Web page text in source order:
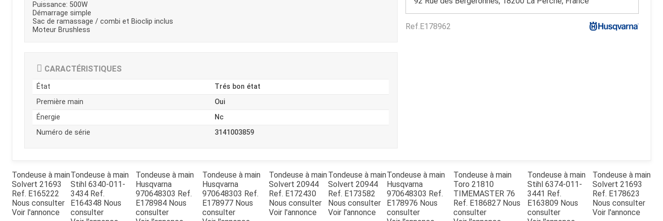
Kubota
Broyeur électrique
Puissance: 500W
Démarrage simple
Sac de ramassage / combi et Bioclip inclus
Moteur Brushless
CARACTÉRISTIQUES
État
Trés bon état
Première main
Oui
Énergie
Nc
Numéro de série
3141003859
Ref. E178962
Tondeuse à main
Solvert 21693
Ref. E165222
Nous consulter
Voir l'annonce
Tondeuse à main
Stihl 6340-011-
3434 Ref.
E164348 Nous
consulter
Tondeuse à main
Husqvarna
970648303 Ref.
E178984 Nous
consulter
Tondeuse à main
Husqvarna
970648303 Ref.
E178977 Nous
consulter
Tondeuse à main
Solvert 20944
Ref. E172430
Nous consulter
Voir l'annonce
Tondeuse à main
Solvert 20944
Ref. E173582
Nous consulter
Voir l'annonce
Tondeuse à main
Husqvarna
970648303 Ref.
E178976 Nous
consulter
Tondeuse à main
Toro 21810
TIMEMASTER 76
Ref. E186827 Nous
consulter
Tondeuse à main
Stihl 6374-011-
3441 Ref.
E163809 Nous
consulter
Tondeuse à main
Solvert 21693
Ref. E178623
Nous consulter
Voir l'annonce